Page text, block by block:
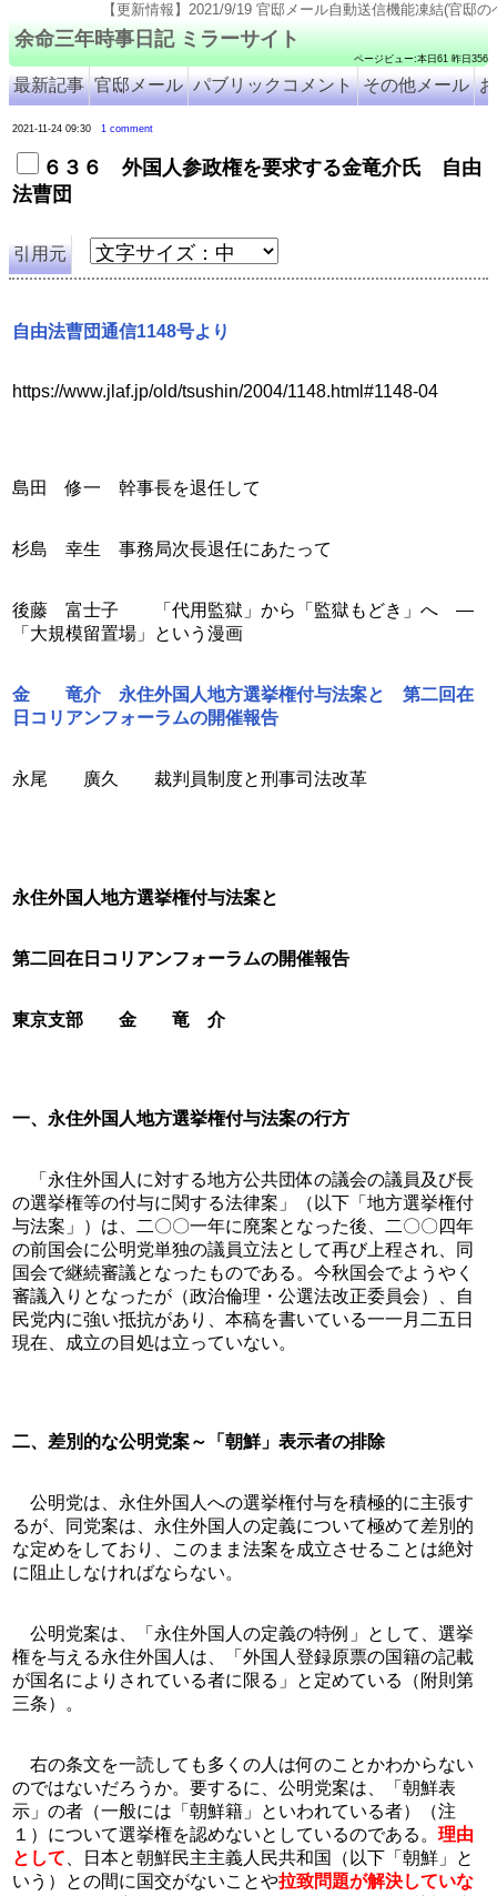
余命三年時事日記 ミラーサイト
ページビュー:本日61 昨日356
最新記事 官邸メール パブリックコメント その他メール
2021-11-24 09:30 1 comment
６３６ 外国人参政権を要求する金竜介氏 自由
法曹団
引用元
自由法曹団通信1148号より
https://www.jlaf.jp/old/tsushin/2004/1148.html#1148-04
島田　修一	幹事長を退任して
杉島　幸生	事務局次長退任にあたって
後藤　富士子	「代用監獄」から「監獄もどき」へ　―
「大規模留置場」という漫画
金　　竜介	永住外国人地方選挙権付与法案と　第二回在
日コリアンフォーラムの開催報告
永尾　　廣久	裁判員制度と刑事司法改革
永住外国人地方選挙権付与法案と
第二回在日コリアンフォーラムの開催報告
東京支部　　金　　竜　介
一、永住外国人地方選挙権付与法案の行方
「永住外国人に対する地方公共団体の議会の議員及び長
の選挙権等の付与に関する法律案」（以下「地方選挙権付
与法案」）は、二〇〇一年に廃案となった後、二〇〇四年
の前国会に公明党単独の議員立法として再び上程され、同
国会で継続審議となったものである。今秋国会でようやく
審議入りとなったが（政治倫理・公選法改正委員会）、自
民党内に強い抵抗があり、本稿を書いている一一月二五日
現在、成立の目処は立っていない。
二、差別的な公明党案～「朝鮮」表示者の排除
公明党は、永住外国人への選挙権付与を積極的に主張す
るが、同党案は、永住外国人の定義について極めて差別的
な定めをしており、このまま法案を成立させることは絶対
に阻止しなければならない。
公明党案は、「永住外国人の定義の特例」として、選挙
権を与える永住外国人は、「外国人登録原票の国籍の記載
が国名によりされている者に限る」と定めている（附則第
三条）。
右の条文を一読しても多くの人は何のことかわからない
のではないだろうか。要するに、公明党案は、「朝鮮表
示」の者（一般には「朝鮮籍」といわれている者）（注
１）について選挙権を認めないとしているのである。 理由
として 、日本と朝鮮民主主義人民共和国（以下「朝鮮」と
いう）との間に国交がないことや拉致問題が解決していな
【更新情報】2021/9/19 官邸メール自動送信機能凍結(官邸のペ